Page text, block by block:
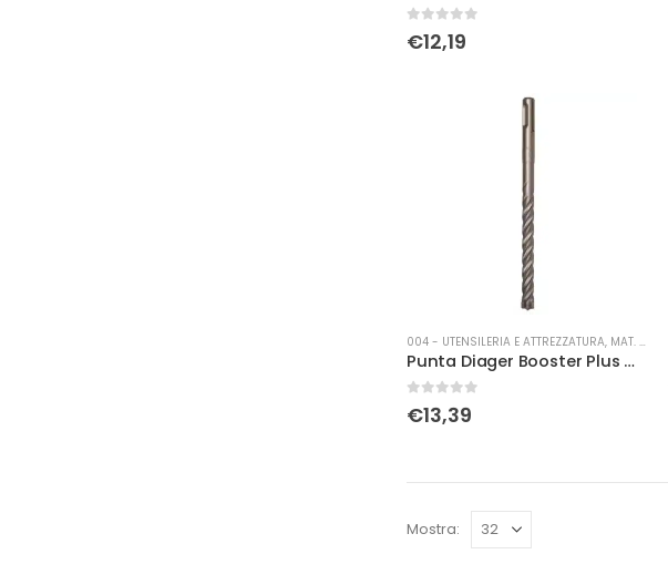
€12,19
004 - UTENSILERIA E ATTREZZATURA, MAT. DI CONSUMO
Punta Diager Booster Plus Ø 6,5 x 160
Su 5
€13,39
Mostra: